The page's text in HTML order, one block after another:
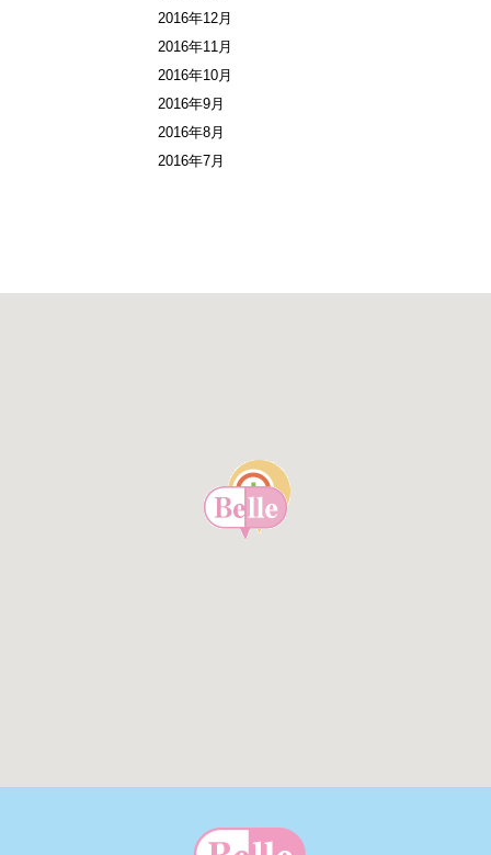
2016年12月
2016年11月
2016年10月
2016年9月
2016年8月
2016年7月